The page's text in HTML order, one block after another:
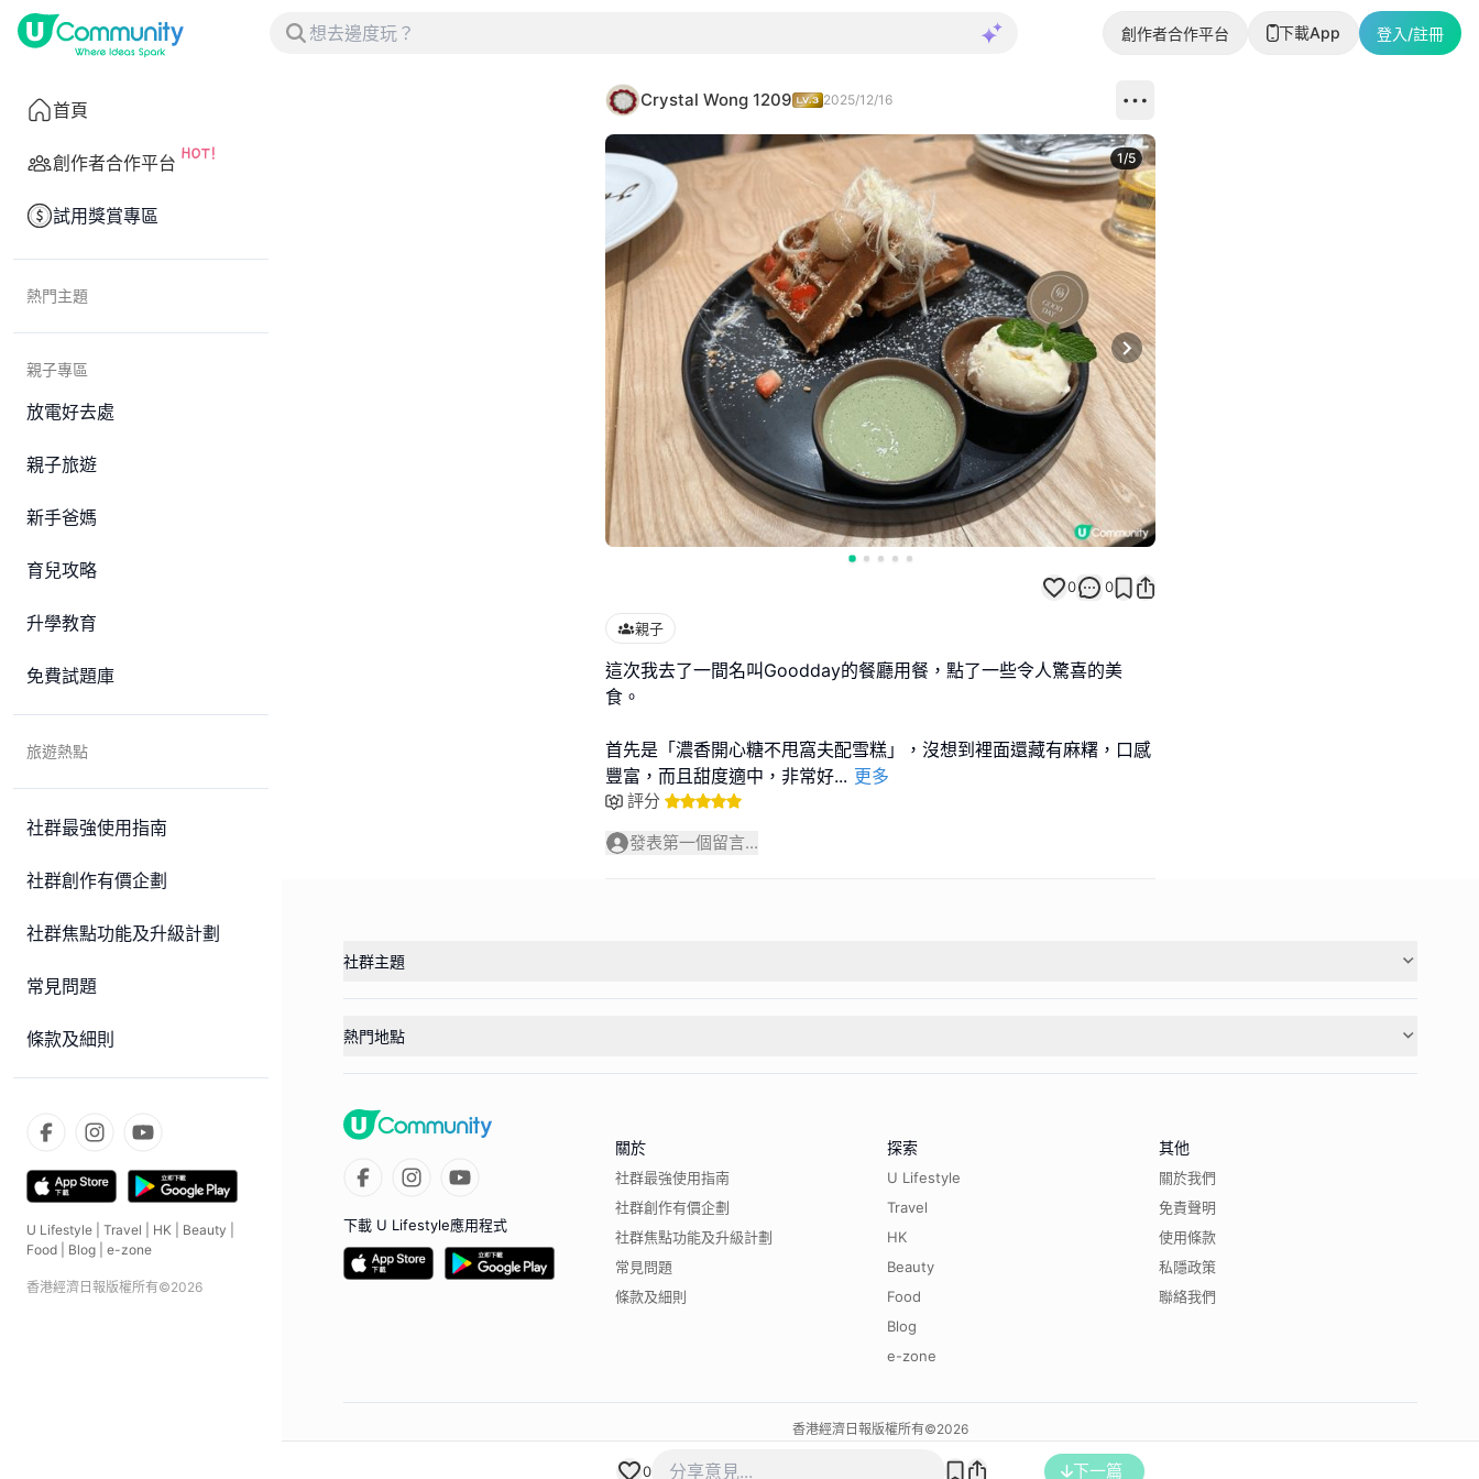
創作者合作平台 下載App 登入/註冊
首頁
創作者合作平台
試用獎賞專區
熱門主題
親子專區
放電好去處
親子旅遊
新手爸媽
育兒攻略
升學教育
免費試題庫
旅遊熱點
社群最強使用指南
社群創作有價企劃
社群焦點功能及升級計劃
常見問題
條款及細則
U Lifestyle Travel HK Beauty
Food
Blog e-zone
香港經濟日報版權所有©2026
Crystal Wong 1209 2025/12/16
Next slide
1/5
0 0
親子
這次我去了一間名叫Goodday的餐廳用餐，點了一些令人驚喜的美
食。
首先是「濃香開心糖不甩窩夫配雪糕」，沒想到裡面還藏有麻糬，口感
豐富，而且甜度適中，非常好... 更多
評分
發表第一個留言...
0 下一篇
社群主題
熱門地點
下載 U Lifestyle應用程式
關於
社群最強使用指南
社群創作有價企劃
社群焦點功能及升級計劃
常見問題
條款及細則
探索
U Lifestyle
Travel
HK
Beauty
Food
Blog
e-zone
其他
關於我們
免責聲明
使用條款
私隱政策
聯絡我們
香港經濟日報版權所有©2026